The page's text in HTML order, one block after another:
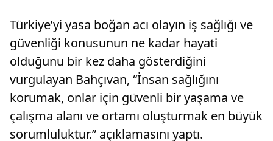
alınan şüpheli M.G'nin (50) j...
Türkiye’yi yasa boğan acı olayın iş sağlığı ve
güvenliği konusunun ne kadar hayati
olduğunu bir kez daha gösterdiğini
vurgulayan Bahçıvan, “İnsan sağlığını
korumak, onlar için güvenli bir yaşama ve
çalışma alanı ve ortamı oluşturmak en büyük
sorumluluktur.” açıklamasını yaptı.